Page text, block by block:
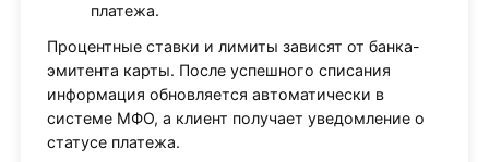
платежа.
Процентные ставки и лимиты зависят от банка-
эмитента карты. После успешного списания
информация обновляется автоматически в
системе МФО, а клиент получает уведомление о
статусе платежа.